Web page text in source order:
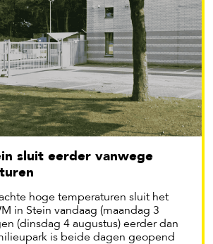
hoge temperaturen sluit het
in Stein vandaag (maandag 3
(dinsdag 4 augustus) eerder dan
is beide dagen geopend